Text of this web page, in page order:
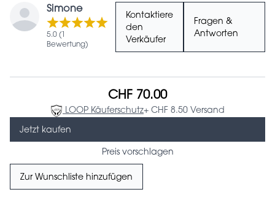
Simone
5.0 (1
Bewertung)
Kontaktiere
den
Verkäufer
Fragen &
Antworten
CHF 70.00
LOOP Käuferschutz+ CHF 8.50 Versand
Jetzt kaufen
Preis vorschlagen
Zur Wunschliste hinzufügen